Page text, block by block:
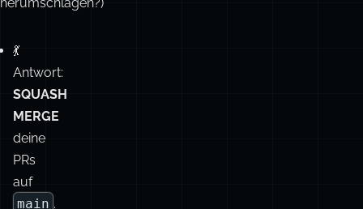
deine
PRs
auf
main .
Dein
Branch-
Verlauf